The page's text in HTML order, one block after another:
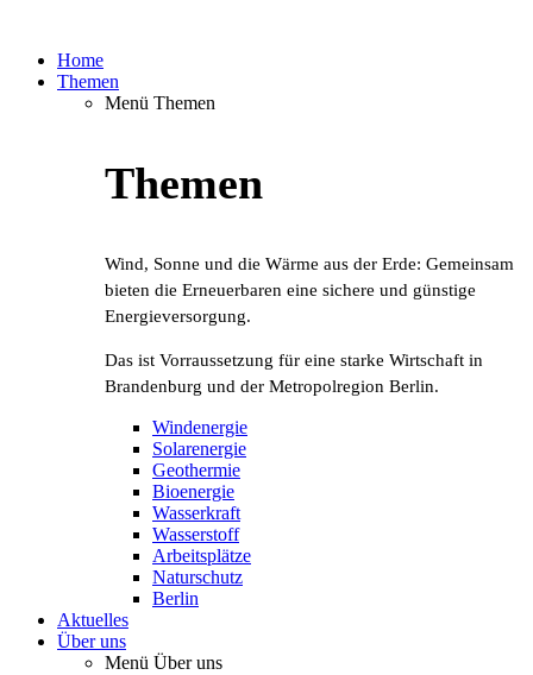
Home
Themen
Menü Themen
Themen
Wind, Sonne und die Wärme aus der Erde: Gemeinsam
bieten die Erneuerbaren eine sichere und günstige
Energieversorgung.
Das ist Vorraussetzung für eine starke Wirtschaft in
Brandenburg und der Metropolregion Berlin.
Windenergie
Solarenergie
Geothermie
Bioenergie
Wasserkraft
Wasserstoff
Arbeitsplätze
Naturschutz
Berlin
Aktuelles
Über uns
Menü Über uns